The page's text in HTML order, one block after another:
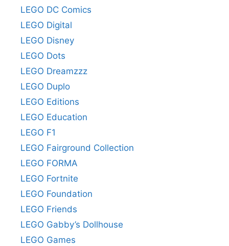
LEGO DC Comics
LEGO Digital
LEGO Disney
LEGO Dots
LEGO Dreamzzz
LEGO Duplo
LEGO Editions
LEGO Education
LEGO F1
LEGO Fairground Collection
LEGO FORMA
LEGO Fortnite
LEGO Foundation
LEGO Friends
LEGO Gabby’s Dollhouse
LEGO Games